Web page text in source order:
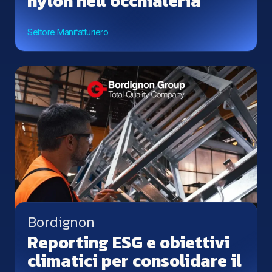
Settore Manifatturiero
Bordignon
Reporting ESG e obiettivi
climatici per consolidare il